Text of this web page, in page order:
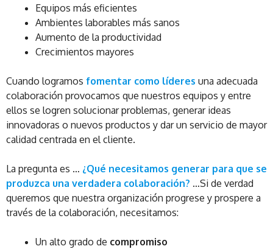
Equipos más eficientes
Ambientes laborables más sanos
Aumento de la productividad
Crecimientos mayores
Cuando logramos fomentar como líderes una adecuada
colaboración provocamos que nuestros equipos y entre
ellos se logren solucionar problemas, generar ideas
innovadoras o nuevos productos y dar un servicio de mayor
calidad centrada en el cliente.
La pregunta es … ¿Qué necesitamos generar para que se
produzca una verdadera colaboración? …Si de verdad
queremos que nuestra organización progrese y prospere a
través de la colaboración, necesitamos:
Un alto grado de compromiso